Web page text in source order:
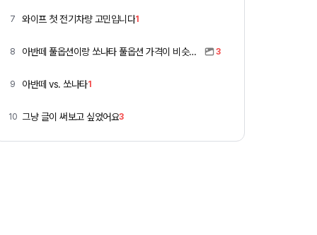
7 와이프 첫 전기차량 고민입니다1
8 아반떼 풀옵션이랑 쏘나타 풀옵션 가격이 비슷하네요 3
9 아반떼 vs. 쏘나타1
10 그냥 글이 써보고 싶었어요3